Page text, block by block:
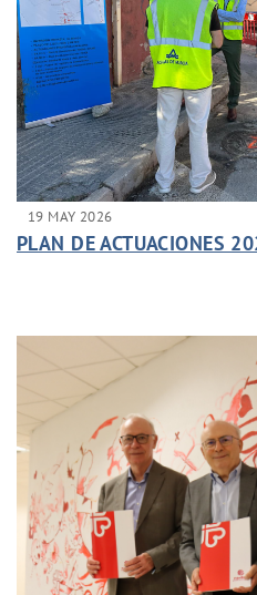
19 MAY 2026
PLAN DE ACTUACIONES